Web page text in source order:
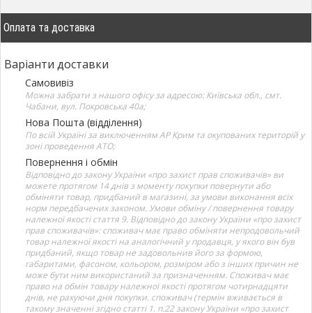
Оплата та доставка
Варіанти доставки
Самовивіз
Можна забрати з нашого офісу за адресою: Київська обл., смт.
Чабани, вул. Покровська 40а;
Нова Пошта (відділення)
По всій Україні за виключенням АР Крим та окупованих територій у
зоні проведення АТО;
Повернення і обмін
Відповідно до закону України «про захист прав споживачів» ви
можете протягом 14 днів з моменту покупки повернути або
обміняти товар, придбаний в магазині, за умови виконання всіх
норм передбачених законом. Умови обміну / повернення товару
належної якості стаття 9. Відповідно до закону України «про захист
прав споживачів»: споживач має право обміняти непродовольчий
товар належної якості на аналогічний у продавця, у якого він був
придбаний, якщо товар не задовольнив його за формою,
габаритами, фасоном, кольором, розміром або з інших причин не
може бути ним використаний за призначенням. Споживач має
право на обмін товару належної якості протягом чотирнадцяти
днів, не рахуючи дня покупки. споживач (термін вживається в
такому значенні згідно статті 1. п.22 закону України «про захист